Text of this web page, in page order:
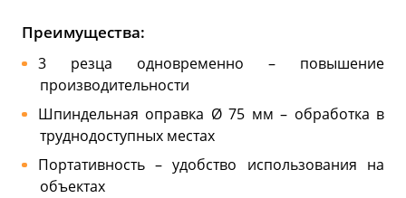
Преимущества:
3 резца одновременно – повышение
производительности
Шпиндельная оправка Ø 75 мм – обработка в
труднодоступных местах
Портативность – удобство использования на
объектах